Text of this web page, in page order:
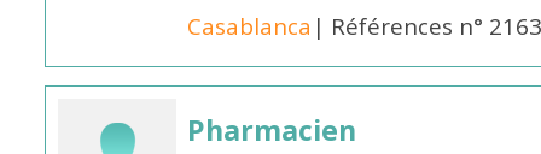
Casablanca | Références n°
Pharmacien